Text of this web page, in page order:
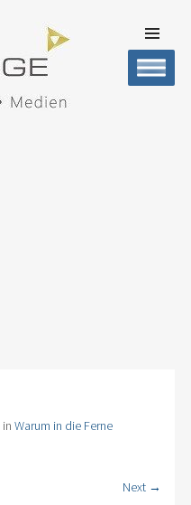
CONTENT
in Warum in die Ferne
Next →